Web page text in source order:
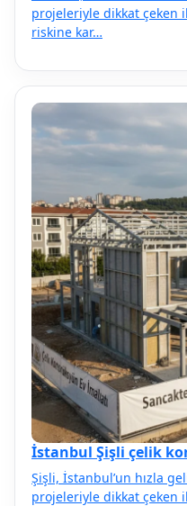
projeleriyle dikkat çeken
riskine kar…
İstanbul Şişli çelik
Şişli, İstanbul’un hızla
projeleriyle dikkat çeken